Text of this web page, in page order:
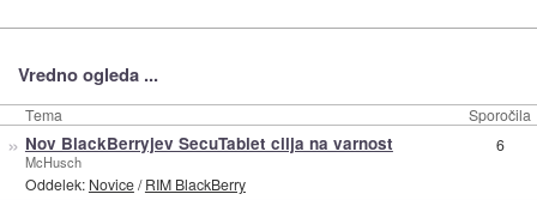
Vredno ogleda ...
Tema Sporočila
» Nov BlackBerryjev SecuTablet cilja na varnost
McHusch
Oddelek: Novice/RIM BlackBerry
6